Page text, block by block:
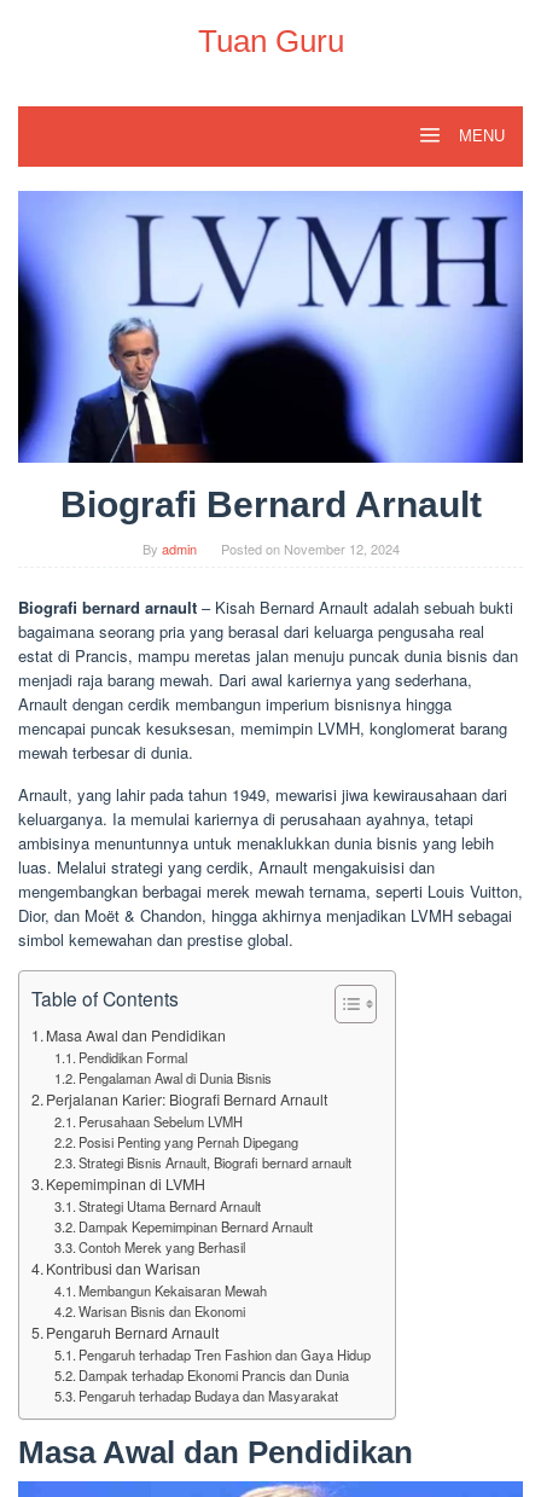
Tuan Guru
MENU
Biografi Bernard Arnault
By admin Posted on November 12, 2024
Biografi bernard arnault – Kisah Bernard Arnault adalah sebuah bukti
bagaimana seorang pria yang berasal dari keluarga pengusaha real
estat di Prancis, mampu meretas jalan menuju puncak dunia bisnis dan
menjadi raja barang mewah. Dari awal kariernya yang sederhana,
Arnault dengan cerdik membangun imperium bisnisnya hingga
mencapai puncak kesuksesan, memimpin LVMH, konglomerat barang
mewah terbesar di dunia.
Arnault, yang lahir pada tahun 1949, mewarisi jiwa kewirausahaan dari
keluarganya. Ia memulai kariernya di perusahaan ayahnya, tetapi
ambisinya menuntunnya untuk menaklukkan dunia bisnis yang lebih
luas. Melalui strategi yang cerdik, Arnault mengakuisisi dan
mengembangkan berbagai merek mewah ternama, seperti Louis Vuitton,
Dior, dan Moët & Chandon, hingga akhirnya menjadikan LVMH sebagai
simbol kemewahan dan prestise global.
Table of Contents
Masa Awal dan Pendidikan
Pendidikan Formal
Pengalaman Awal di Dunia Bisnis
Perjalanan Karier: Biografi Bernard Arnault
Perusahaan Sebelum LVMH
Posisi Penting yang Pernah Dipegang
Strategi Bisnis Arnault, Biografi bernard arnault
Kepemimpinan di LVMH
Strategi Utama Bernard Arnault
Dampak Kepemimpinan Bernard Arnault
Contoh Merek yang Berhasil
Kontribusi dan Warisan
Membangun Kekaisaran Mewah
Warisan Bisnis dan Ekonomi
Pengaruh Bernard Arnault
Pengaruh terhadap Tren Fashion dan Gaya Hidup
Dampak terhadap Ekonomi Prancis dan Dunia
Pengaruh terhadap Budaya dan Masyarakat
Masa Awal dan Pendidikan